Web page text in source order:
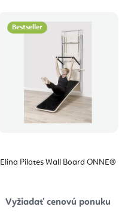
Bestseller
Elina Pilates Wall Board ONNE®
Vyžiadať cenovú ponuku